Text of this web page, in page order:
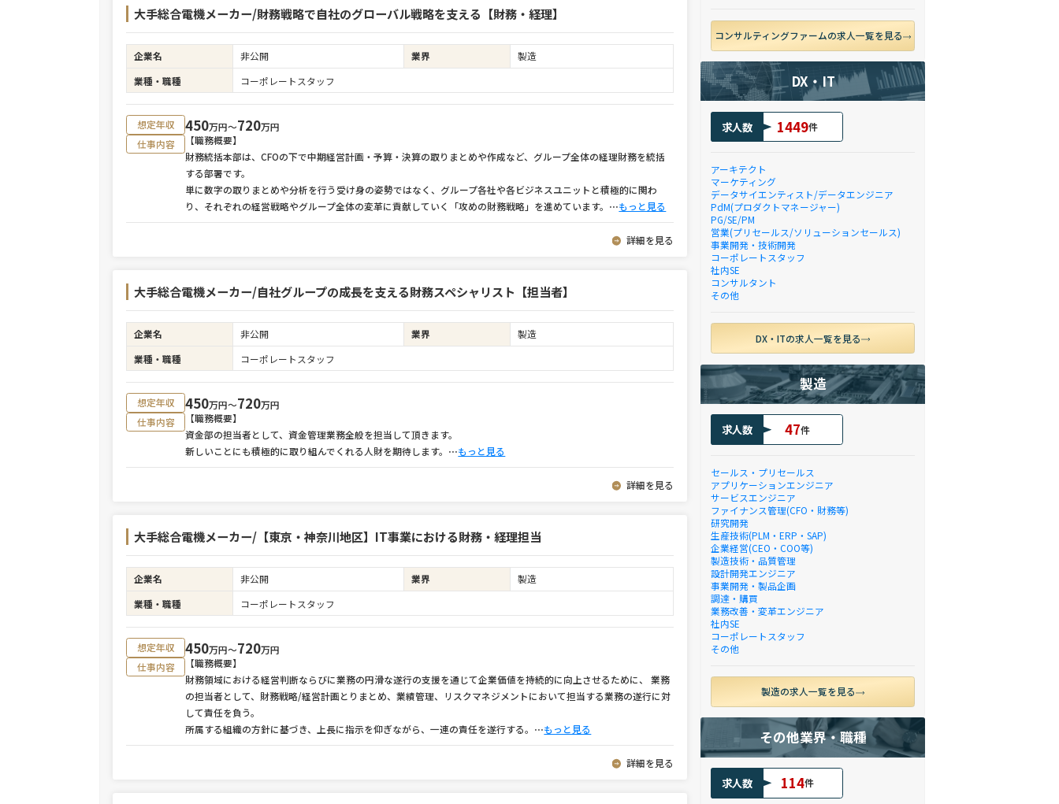
大手総合電機メーカー/財務戦略で自社のグローバル戦略を支える【財務・経理】
企業名 非公開 業界
製造
業種・職種
コーポレートスタッフ
想定年収 450万円〜720万円
仕事内容
【職務概要】
財務統括本部は、CFOの下で中期経営計画・予算・決算の取りまとめや作成など、グループ全体の経理財務を統括
する部署です。
単に数字の取りまとめや分析を行う受け身の姿勢ではなく、グループ各社や各ビジネスユニットと積極的に関わ
り、それぞれの経営戦略やグループ全体の変革に貢献していく「攻めの財務戦略」を進めています。 ⋯もっと見る
詳細を見る
大手総合電機メーカー/自社グループの成長を支える財務スペシャリスト【担当者】
企業名 非公開 業界
製造
業種・職種
コーポレートスタッフ
想定年収 450万円〜720万円
仕事内容
【職務概要】
資金部の担当者として、資金管理業務全般を担当して頂きます。
新しいことにも積極的に取り組んでくれる人財を期待します。 ⋯もっと見る
詳細を見る
大手総合電機メーカー/【東京・神奈川地区】IT事業における財務・経理担当
企業名 非公開 業界
製造
業種・職種
コーポレートスタッフ
想定年収 450万円〜720万円
仕事内容
【職務概要】
財務領域における経営判断ならびに業務の円滑な遂行の支援を通じて企業価値を持続的に向上させるために、 業務
の担当者として、財務戦略/経営計画とりまとめ、業績管理、リスクマネジメントにおいて担当する業務の遂行に対
して責任を負う。
所属する組織の方針に基づき、上長に指示を仰ぎながら、一連の責任を遂行する。 ⋯もっと見る
詳細を見る
コンサルティングファームの求人一覧を見る
DX・IT
求人数 1449件
アーキテクト
マーケティング
データサイエンティスト/データエンジニア
PdM(プロダクトマネージャー)
PG/SE/PM
営業(プリセールス/ソリューションセールス)
事業開発・技術開発
コーポレートスタッフ
社内SE
コンサルタント
その他
DX・ITの求人一覧を見る
製造
求人数 47件
セールス・プリセールス
アプリケーションエンジニア
サービスエンジニア
ファイナンス管理(CFO・財務等)
研究開発
生産技術(PLM・ERP・SAP)
企業経営(CEO・COO等)
製造技術・品質管理
設計開発エンジニア
事業開発・製品企画
調達・購買
業務改善・変革エンジニア
社内SE
コーポレートスタッフ
その他
製造の求人一覧を見る
その他業界・職種
求人数 114件